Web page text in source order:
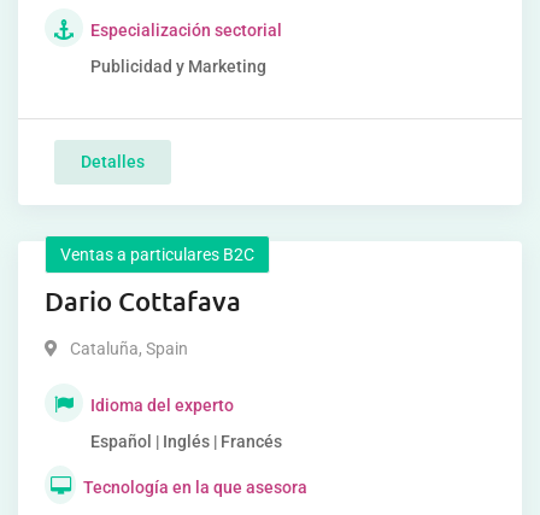
Especialización sectorial
Publicidad y Marketing
Detalles
Ventas a particulares B2C
Dario Cottafava
Cataluña, Spain
Idioma del experto
Español | Inglés | Francés
Tecnología en la que asesora